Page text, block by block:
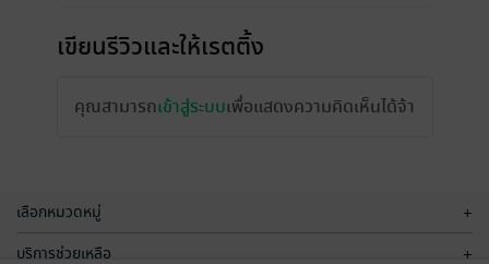
เขียนรีวิวและให้เรตติ้ง
คุณสามารถเข้าสู่ระบบเพื่อแสดงความคิดเห็นได้จ้า
เลือกหมวดหมู่ +
บริการช่วยเหลือ +